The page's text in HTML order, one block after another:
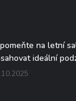
na letní
ideální